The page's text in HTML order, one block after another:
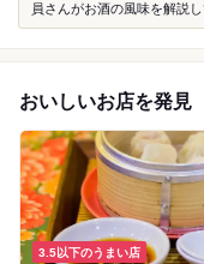
員さんがお酒の風味を解説
おいしいお店を発見
3.5以下のうまい店